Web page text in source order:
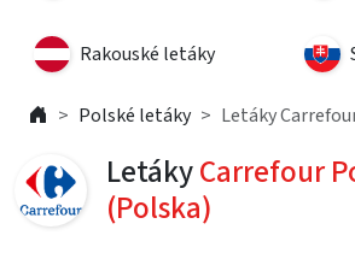
Rakouské letáky
Polské letáky Letáky
LetákyCarrefour
(Polska)